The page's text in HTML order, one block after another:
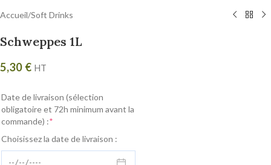
Accueil/Soft Drinks
Schweppes 1L
5,30 € HT
Date de livraison (sélection
obligatoire et 72h minimum avant la
commande) :*
Choisissez la date de livraison :